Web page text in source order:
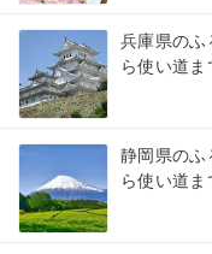
兵庫県のふ
ら使い道ま
静岡県のふ
ら使い道ま